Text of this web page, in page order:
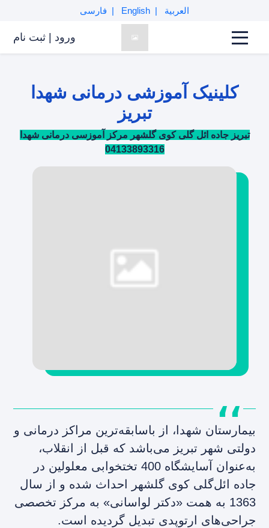
العربية English فارسی
ورود | ثبت نام
کلینیک آموزشی درمانی شهدا
تبریز
تبریز جاده ائل گلی کوی گلشهر مرکز آموزسی درمانی شهدا
04133893316
بیمارستان شهدا، از باسابقه‌ترین مراکز درمانی و
دولتی شهر تبریز می‌باشد که قبل از انقلاب،
به‌عنوان آسایشگاه 400 تختخوابی معلولین در
جاده ائل‌گلی کوی گلشهر احداث شده و از سال
1363 به همت «دکتر لواسانی» به مرکز تخصصی
جراحی‌های ارتوپدی تبدیل گردیده است.